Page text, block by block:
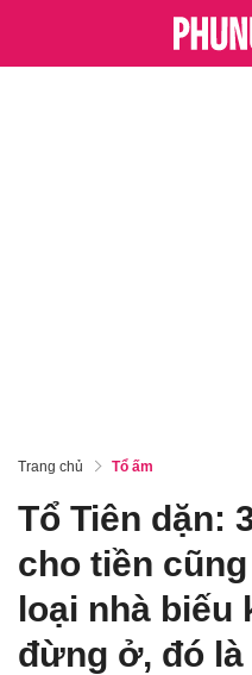
Trang chủ Tổ ấm
Tổ Tiên dặn:
cho tiền
loại nhà biếu
đừng ở, đó là